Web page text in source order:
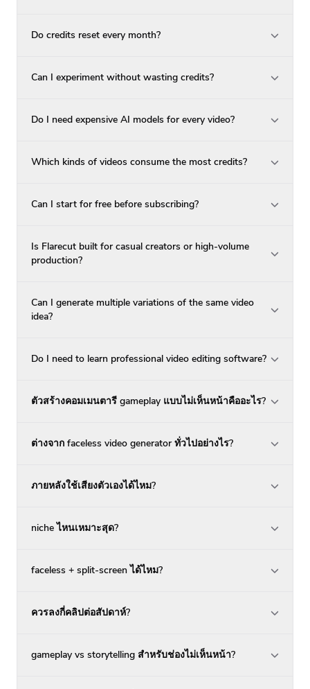
Do credits reset every month?
Can I experiment without wasting credits?
Do I need expensive AI models for every video?
Which kinds of videos consume the most credits?
Can I start for free before subscribing?
Is Flarecut built for casual creators or high-volume
production?
Can I generate multiple variations of the same video
idea?
Do I need to learn professional video editing software?
ตัวสร้างคอมเมนตารี gameplay แบบไม่เห็นหน้าคืออะไร?
ต่างจาก faceless video generator ทั่วไปอย่างไร?
ภายหลังใช้เสียงตัวเองได้ไหม?
niche ไหนเหมาะสุด?
faceless + split-screen ได้ไหม?
ควรลงกี่คลิปต่อสัปดาห์?
gameplay vs storytelling สำหรับช่องไม่เห็นหน้า?